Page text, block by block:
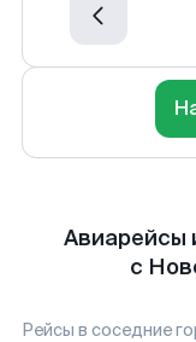
Авиарейсы
с
Рейсы в соседние